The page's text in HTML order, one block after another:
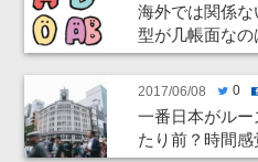
海外では関係
型が几帳面な
2017/06/08 twitter0
一番日本がル
たり前？時間感